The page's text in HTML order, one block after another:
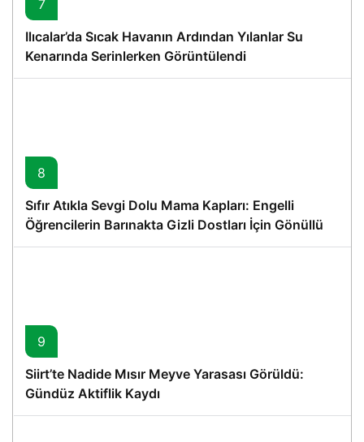
7
Ilıcalar’da Sıcak Havanın Ardından Yılanlar Su
Kenarında Serinlerken Görüntülendi
8
Sıfır Atıkla Sevgi Dolu Mama Kapları: Engelli
Öğrencilerin Barınakta Gizli Dostları İçin Gönüllü
Proje
9
Siirt’te Nadide Mısır Meyve Yarasası Görüldü:
Gündüz Aktiflik Kaydı